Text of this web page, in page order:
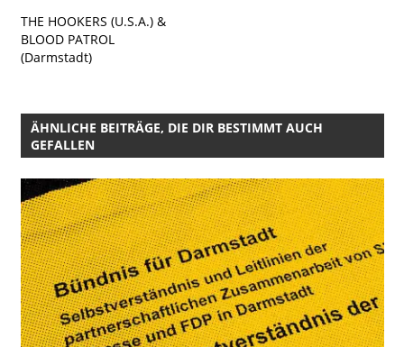
THE HOOKERS (U.S.A.) &
BLOOD PATROL
(Darmstadt)
ÄHNLICHE BEITRÄGE, DIE DIR BESTIMMT AUCH
GEFALLEN